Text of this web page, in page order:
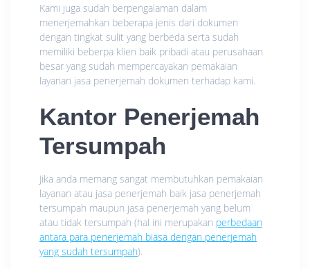
Kami juga sudah berpengalaman dalam
menerjemahkan beberapa jenis dari dokumen
dengan tingkat sulit yang berbeda serta sudah
memiliki beberpa klien baik pribadi atau perusahaan
besar yang sudah mempercayakan pemakaian
layanan jasa penerjemah dokumen terhadap kami.
Kantor Penerjemah
Tersumpah
Jika anda memang sangat membutuhkan pemakaian
layanan atau jasa penerjemah baik jasa penerjemah
tersumpah maupun jasa penerjemah yang belum
atau tidak tersumpah (hal ini merupakan perbedaan
antara para penerjemah biasa dengan penerjemah
yang sudah tersumpah).